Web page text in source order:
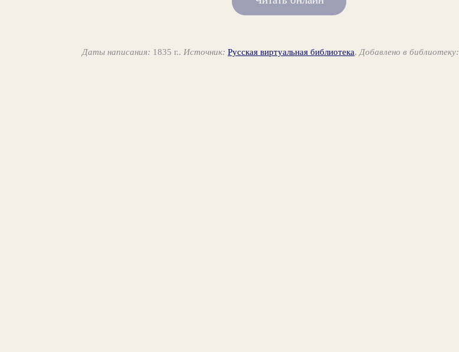
Даты написания: 1835 г.. Источник: Русская виртуальная библиотека. Добавлено в библиотеку: